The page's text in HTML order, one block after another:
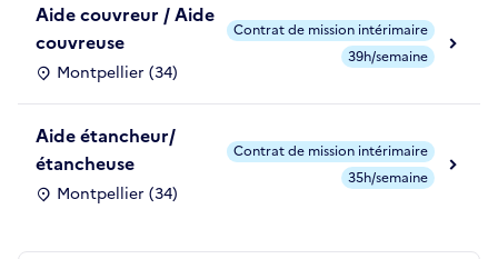
Aide couvreur / Aide
couvreuse
Montpellier (34)
Contrat de mission intérimaire
39h/semaine
Aide étancheur/
étancheuse
Montpellier (34)
Contrat de mission intérimaire
35h/semaine